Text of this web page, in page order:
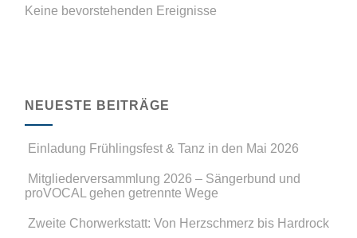
Keine bevorstehenden Ereignisse
NEUESTE BEITRÄGE
Einladung Frühlingsfest & Tanz in den Mai 2026
Mitgliederversammlung 2026 – Sängerbund und
proVOCAL gehen getrennte Wege
Zweite Chorwerkstatt: Von Herzschmerz bis Hardrock